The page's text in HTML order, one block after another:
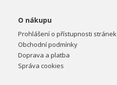
O nákupu
Prohlášení o přístupnosti stránek
Obchodní podmínky
Doprava a platba
Správa cookies